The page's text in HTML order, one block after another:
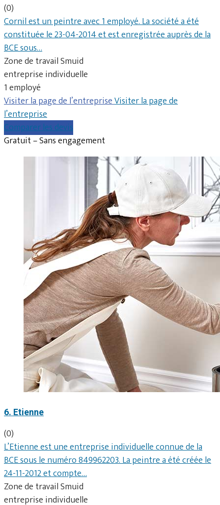
(0)
Cornil est un peintre avec 1 employé. La société a été
constituée le 23-04-2014 et est enregistrée auprès de la
BCE sous…
Zone de travail Smuid
entreprise individuelle
1 employé
Visiter la page de l’entrepriseVisiter la page de
l’entreprise
Comparer les devis
Gratuit – Sans engagement
6. Etienne
(0)
L’Etienne est une entreprise individuelle connue de la
BCE sous le numéro 849962203. La peintre a été créée le
24-11-2012 et compte…
Zone de travail Smuid
entreprise individuelle